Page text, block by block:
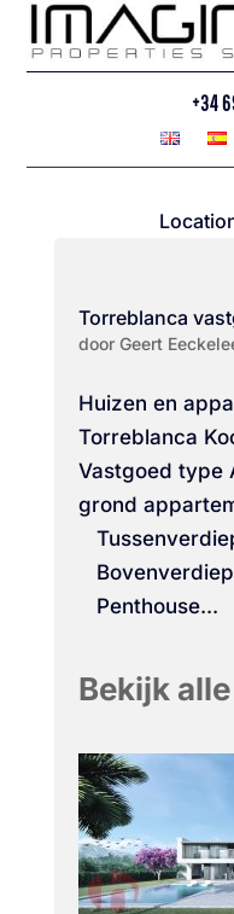
+34
Torreblanca
door Geert
Huizen en
Torreblanca
Vastgoed
grond
Penthouse...
Bekijk